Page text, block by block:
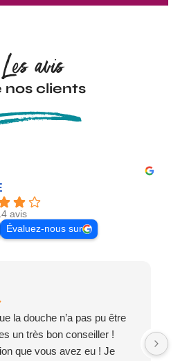
Les avis
nos clients
avis
Évaluez-nous sur
la douche n’a pas pu être
un très bon conseiller !
que vous avez eu ! Je